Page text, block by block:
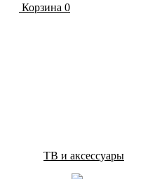
Корзина 0
ТВ и аксессуары